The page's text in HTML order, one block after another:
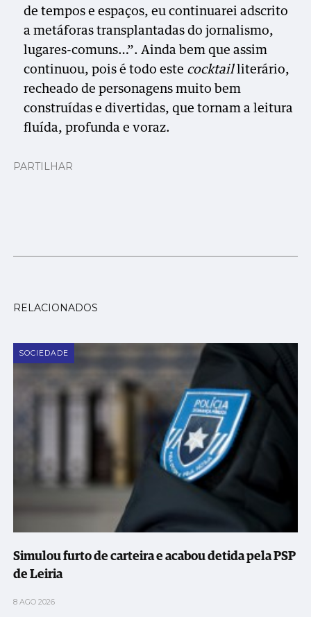
de tempos e espaços, eu continuarei adscrito
a metáforas transplantadas do jornalismo,
lugares-comuns…”. Ainda bem que assim
continuou, pois é todo este cocktailliterário,
recheado de personagens muito bem
construídas e divertidas, que tornam a leitura
fluída, profunda e voraz.
PARTILHAR
RELACIONADOS
SOCIEDADE
Simulou furto de carteira e acabou detida pela PSP
de Leiria
8 AGO 2026